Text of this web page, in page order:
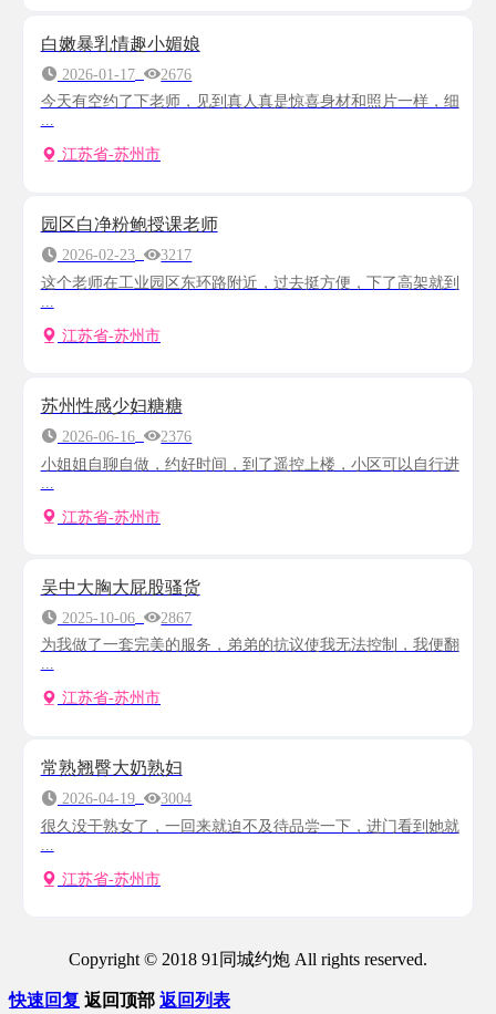
白嫩暴乳情趣小媚娘
2026-01-17
2676
今天有空约了下老师，见到真人真是惊喜身材和照片一样，细
...
江苏省-苏州市
园区白净粉鲍授课老师
2026-02-23
3217
这个老师在工业园区东环路附近，过去挺方便，下了高架就到
...
江苏省-苏州市
苏州性感少妇糖糖
2026-06-16
2376
小姐姐自聊自做，约好时间，到了遥控上楼，小区可以自行进
江苏省-苏州市
吴中大胸大屁股骚货
2025-10-06
2867
为我做了一套完美的服务，弟弟的抗议使我无法控制，我便翻
...
江苏省-苏州市
常熟翘臀大奶熟妇
2026-04-19
3004
很久没干熟女了，一回来就迫不及待品尝一下，进门看到她就
江苏省-苏州市
Copyright © 2018 91同城约炮 All rights reserved.
快速回复 返回顶部 返回列表